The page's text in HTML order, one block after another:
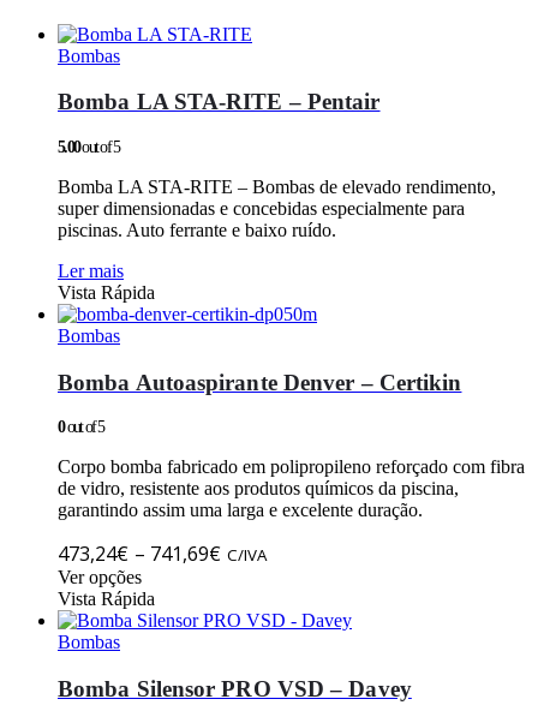
Bombas
Bomba LA STA-RITE – Pentair
5.00out of 5
Bomba LA STA-RITE – Bombas de elevado rendimento,
super dimensionadas e concebidas especialmente para
piscinas. Auto ferrante e baixo ruído.
Ler mais
Vista Rápida
Bombas
Bomba Autoaspirante Denver – Certikin
0out of 5
Corpo bomba fabricado em polipropileno reforçado com fibra
de vidro, resistente aos produtos químicos da piscina,
garantindo assim uma larga e excelente duração.
473,24€ – 741,69€Price
through
C/IVA
Ver opçõesThis
product
has
The
Vista Rápida
Bombas
Bomba Silensor PRO VSD – Davey